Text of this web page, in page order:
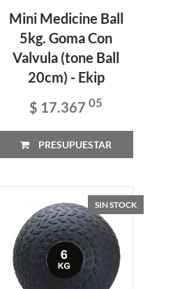
Mini Medicine Ball
5kg. Goma Con
Valvula (tone Ball
20cm) - Ekip
$ 17.36705
PRESUPUESTAR
SIN STOCK